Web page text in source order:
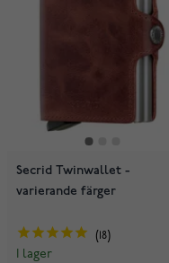
Secrid Twinwallet -
varierande färger
18
I lager